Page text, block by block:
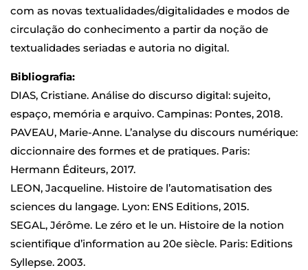
com as novas textualidades/digitalidades e modos de
circulação do conhecimento a partir da noção de
textualidades seriadas e autoria no digital.
Bibliografia:
DIAS, Cristiane. Análise do discurso digital: sujeito,
espaço, memória e arquivo. Campinas: Pontes, 2018.
PAVEAU, Marie-Anne. L’analyse du discours numérique:
diccionnaire des formes et de pratiques. Paris:
Hermann Éditeurs, 2017.
LEON, Jacqueline. Histoire de l’automatisation des
sciences du langage. Lyon: ENS Editions, 2015.
SEGAL, Jérôme. Le zéro et le un. Histoire de la notion
scientifique d’information au 20e siècle. Paris: Editions
Syllepse. 2003.